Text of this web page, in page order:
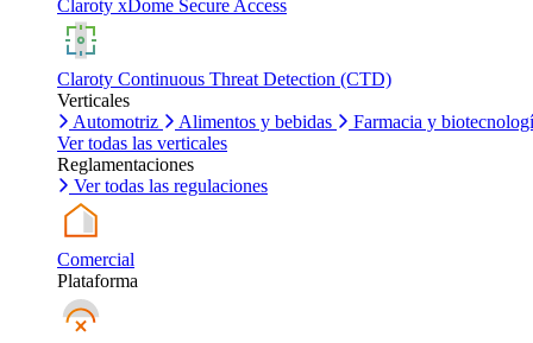
Claroty xDome Secure Access
Claroty Continuous Threat Detection (CTD)
Verticales
Automotriz
Alimentos y bebidas
Farmacia y
Ver todas las verticales
Reglamentaciones
Ver todas las regulaciones
Comercial
Plataforma